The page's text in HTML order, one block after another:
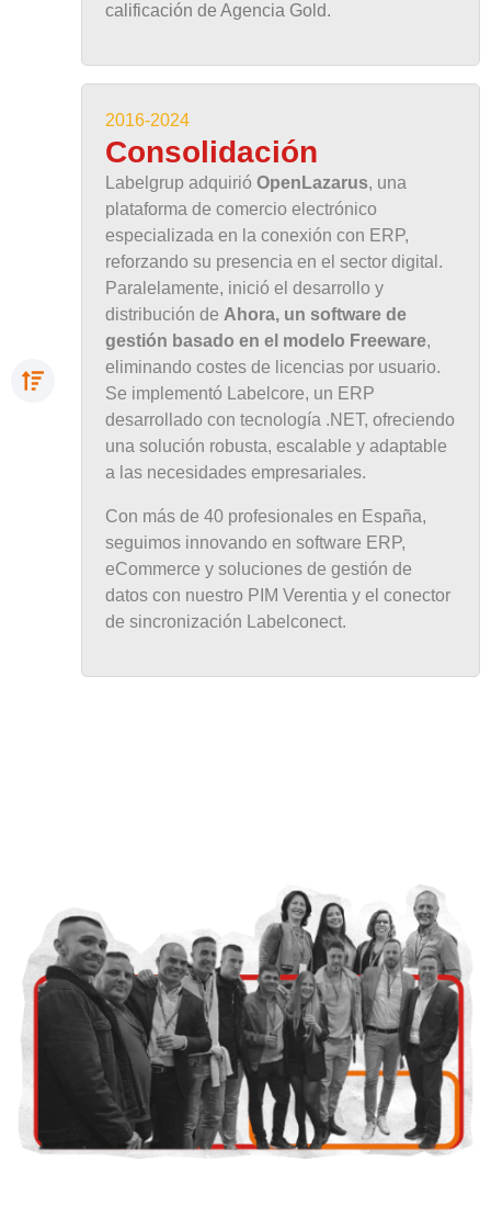
calificación de Agencia Gold.
2016-2024
Consolidación
Labelgrup adquirió OpenLazarus, una
plataforma de comercio electrónico
especializada en la conexión con ERP,
reforzando su presencia en el sector digital.
Paralelamente, inició el desarrollo y
distribución de Ahora, un software de
gestión basado en el modelo Freeware,
eliminando costes de licencias por usuario.
Se implementó Labelcore, un ERP
desarrollado con tecnología .NET, ofreciendo
una solución robusta, escalable y adaptable
a las necesidades empresariales.
Con más de 40 profesionales en España,
seguimos innovando en software ERP,
eCommerce y soluciones de gestión de
datos con nuestro PIM Verentia y el conector
de sincronización Labelconect.